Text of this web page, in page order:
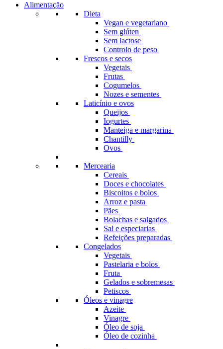
Alimentação
Dieta
Vegan e vegetariano
Sem glúten
Sem lactose
Controlo de peso
Frescos e secos
Vegetais
Frutas
Cogumelos
Nozes e sementes
Laticínio e ovos
Queijos
Iogurtes
Manteiga e margarina
Chantilly
Ovos
Mercearia
Cereais
Doces e chocolates
Biscoitos e bolos
Arroz e pasta
Pães
Bolachas e salgados
Sal e especiarias
Refeições preparadas
Congelados
Vegetais
Pastelaria e bolos
Fruta
Gelados e sobremesas
Petiscos
Óleos e vinagre
Azeite
Vinagre
Óleo de soja
Óleo de cozinha